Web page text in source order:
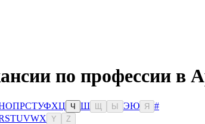
по профессии в
ОПРСТУФХЦ Ч Ш Ы ЭЮ Я
#
STUVWX Y Z